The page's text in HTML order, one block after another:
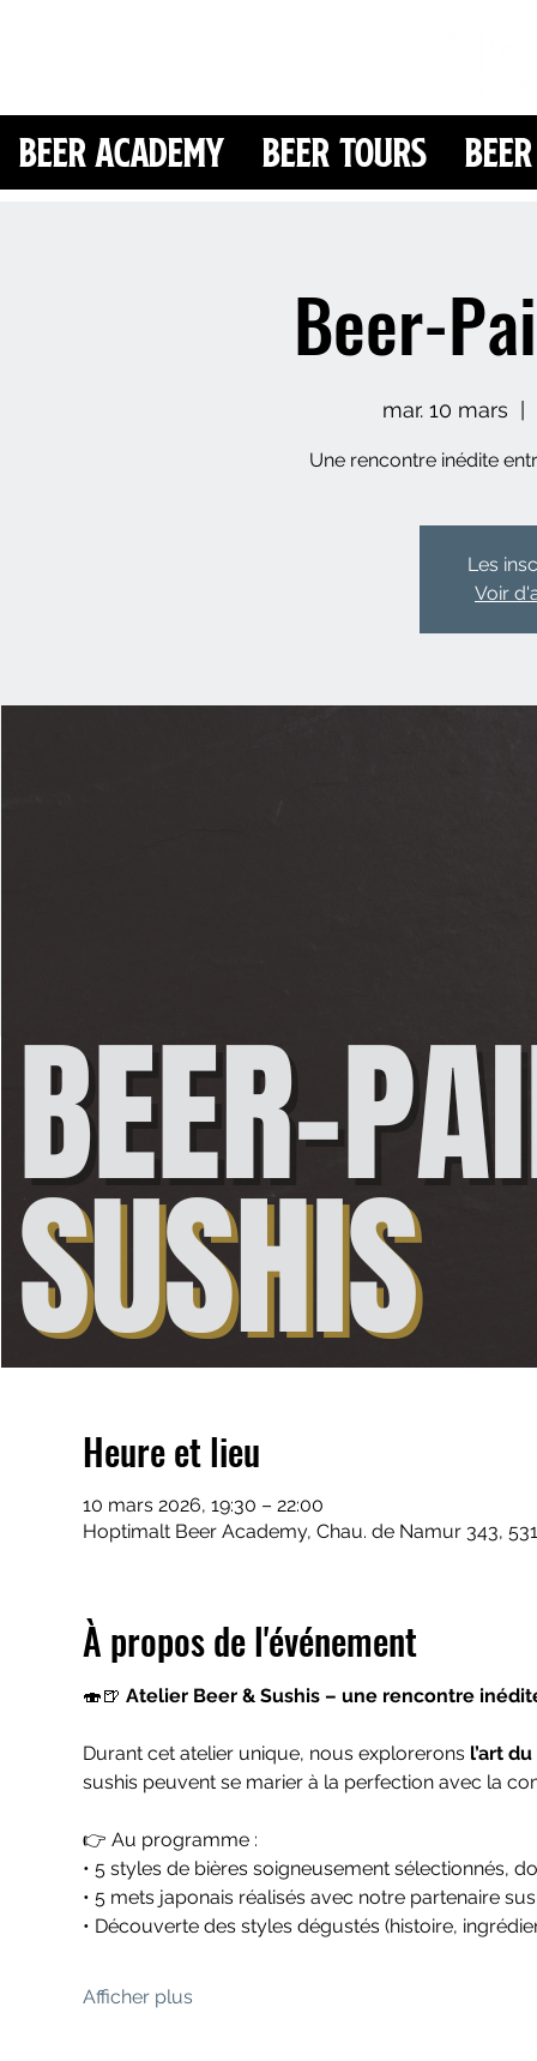
Beer Academy Beer Tours
Beer-
mar. 10 mars
Une rencontre inédite
Les
Voir
Heure et lieu
10 mars 2026, 19:30 – 22:00
Hoptimalt Beer Academy, Chau. de Namur 343,
À propos de l'événement
🍣🍺 Atelier Beer & Sushis – une rencontre
Durant cet atelier unique, nous explorerons l’art
sushis peuvent se marier à la perfection avec la
👉 Au programme :
• 5 styles de bières soigneusement sélectionnés,
• 5 mets japonais réalisés avec notre partenaire
• Découverte des styles dégustés (histoire,
Afficher plus